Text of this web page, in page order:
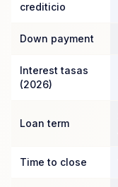
crediticio
Down payment
Interest tasas
(2026)
Loan term
Time to close